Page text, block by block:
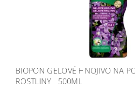
BIOPON GELOVÉ HNOJIVO NA
ROSTLINY - 500ML